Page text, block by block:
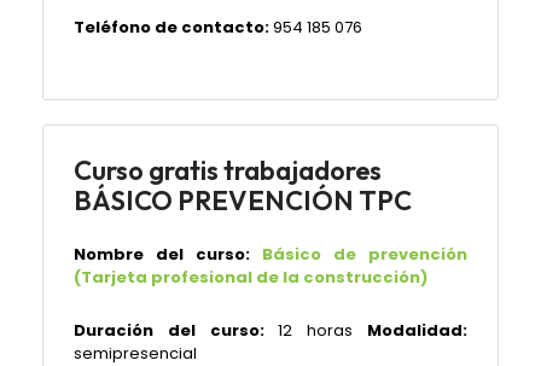
Teléfono de contacto:954 185 076
Curso gratis trabajadores
BÁSICO PREVENCIÓN TPC
Nombre del curso: Básico de prevención
(Tarjeta profesional de la construcción)
Duración del curso:12 horas Modalidad:
semipresencial